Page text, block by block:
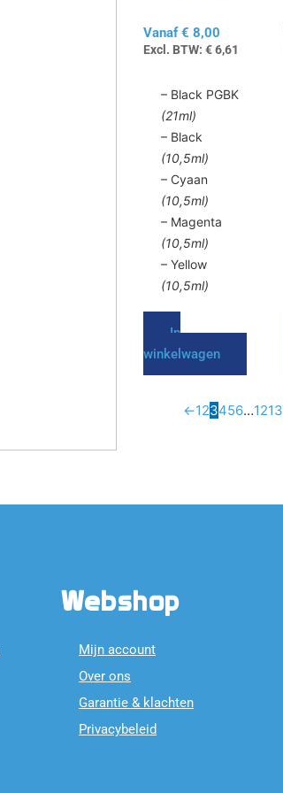
CLI-526
Vanaf€ 8,00
Excl. BTW:€6,61
– Black PGBK
(21ml)
– Black
(10,5ml)
– Cyaan
(10,5ml)
– Magenta
(10,5ml)
– Yellow
(10,5ml)
In
winkelwagen
worden
productpagina
←123456…1213
Webshop
Mijn account
Over ons
Garantie & klachten
Privacybeleid